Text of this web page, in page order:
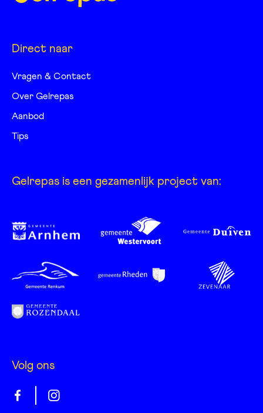
Direct naar
Vragen & Contact
Over Gelrepas
Aanbod
Tips
Gelrepas is een gezamenlijk project van:
Volg ons
Gelrepas